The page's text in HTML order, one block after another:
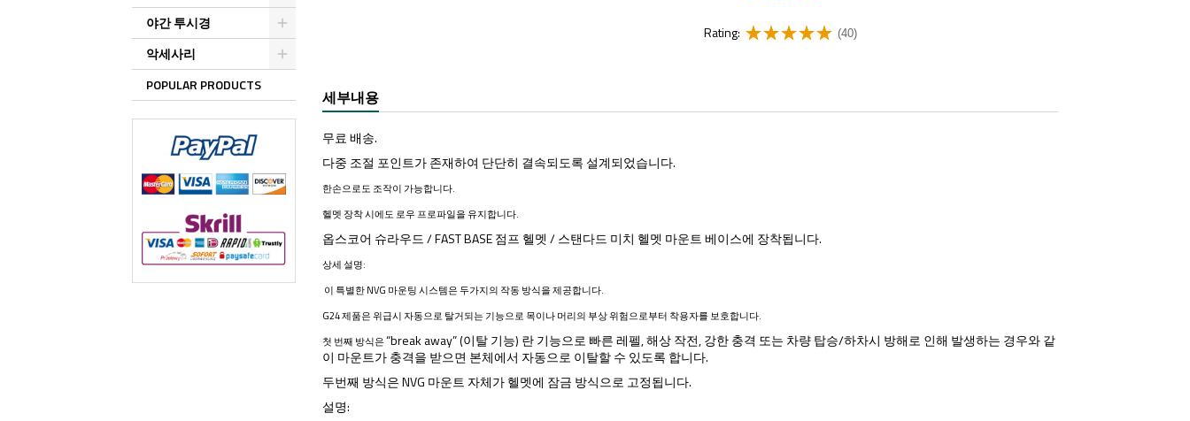
야간 투시경
악세사리
POPULAR PRODUCTS
Rating: (40)
세부내용
무료 배송.
다중 조절 포인트가 존재하여 단단히 결속되도록 설계되었습니다.
한손으로도 조작이 가능합니다.
헬멧 장착 시에도 로우 프로파일을 유지합니다.
옵스코어 슈라우드 / FAST BASE 점프 헬멧 / 스탠다드 미치 헬멧 마운트 베이스에 장착됩니다.
상세 설명:
이 특별한 NVG 마운팅 시스템은 두가지의 작동 방식을 제공합니다.
G24 제품은 위급시 자동으로 탈거되는 기능으로 목이나 머리의 부상 위험으로부터 착용자를 보호합니다.
첫 번째 방식은“break away” (이탈 기능) 란 기능으로 빠른 레펠, 해상 작전, 강한 충격 또는 차량 탑승/하차시 방해로 인해 발생하는 경우와 같
이 마운트가 충격을 받으면 본체에서 자동으로 이탈할 수 있도록 합니다.
두번째 방식은 NVG 마운트 자체가 헬멧에 잠금 방식으로 고정됩니다.
설명: